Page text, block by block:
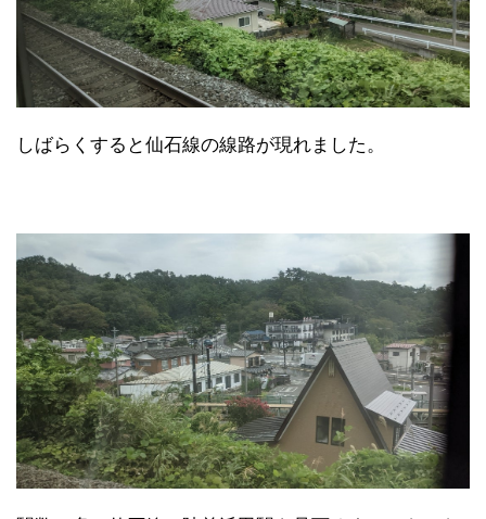
しばらくすると仙石線の線路が現れました。